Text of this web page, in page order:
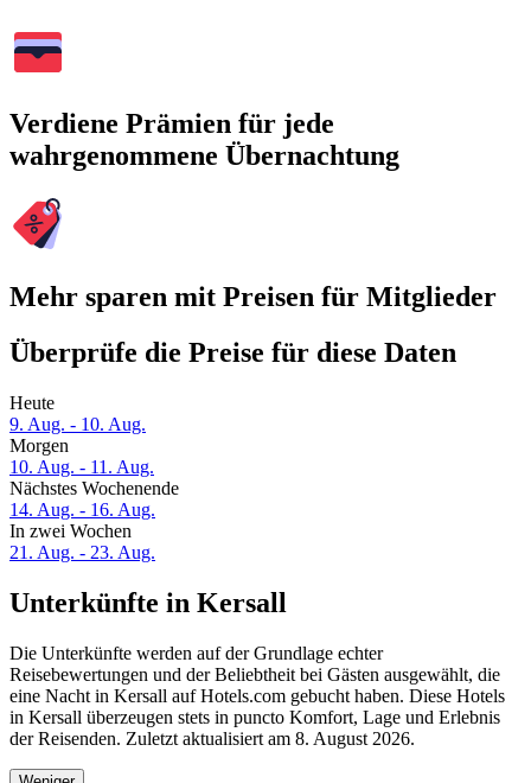
Verdiene Prämien für jede
wahrgenommene Übernachtung
Mehr sparen mit Preisen für Mitglieder
Überprüfe die Preise für diese Daten
Heute
9. Aug. - 10. Aug.
Morgen
10. Aug. - 11. Aug.
Nächstes Wochenende
14. Aug. - 16. Aug.
In zwei Wochen
21. Aug. - 23. Aug.
Unterkünfte in Kersall
Die Unterkünfte werden auf der Grundlage echter
Reisebewertungen und der Beliebtheit bei Gästen ausgewählt, die
eine Nacht in Kersall auf Hotels.com gebucht haben. Diese Hotels
in Kersall überzeugen stets in puncto Komfort, Lage und Erlebnis
der Reisenden. Zuletzt aktualisiert am 8. August 2026.